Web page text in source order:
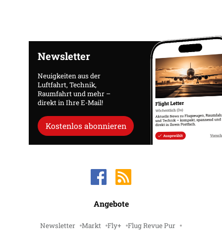
Newsletter
Neuigkeiten aus der
Luftfahrt, Technik,
Raumfahrt und mehr –
direkt in Ihre E-Mail!
Kostenlos abonnieren
Angebote
Newsletter Markt Fly+ Flug Revue Pur